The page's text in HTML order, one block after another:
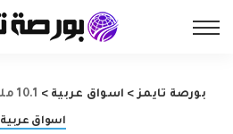
بورصة تايمز> اسواق عربية > 10.1 مليارات دولار إيرادات الفنادق في الإمارات في 10 أشهر
اسواق عربية